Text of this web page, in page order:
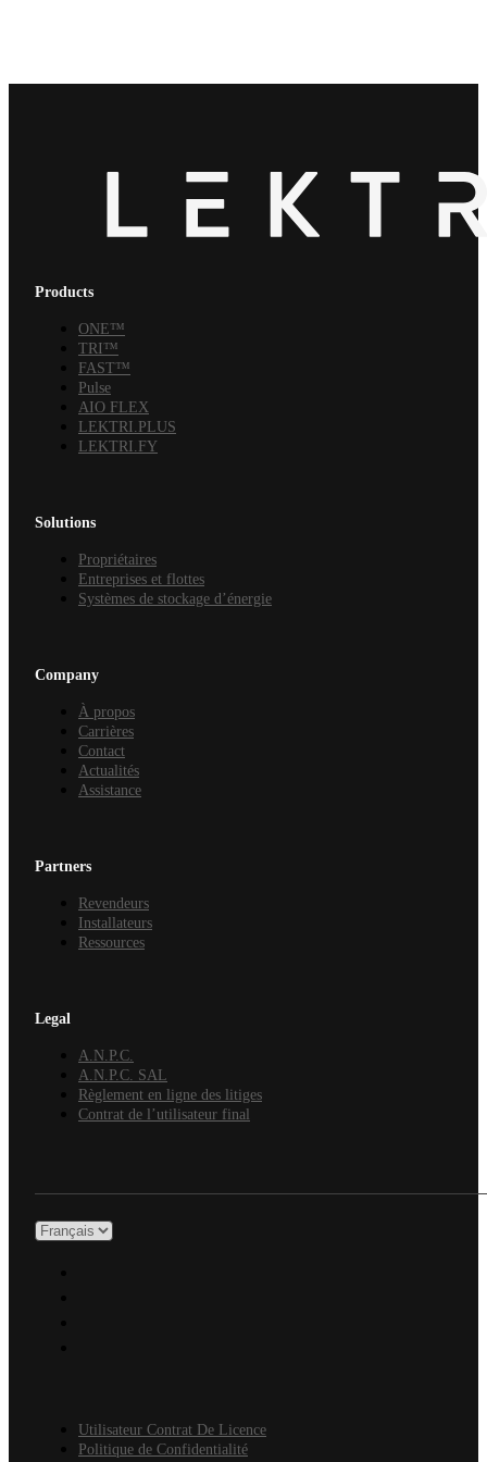
Products
ONE™
TRI™
FAST™
Pulse
AIO FLEX
LEKTRI.PLUS
LEKTRI.FY
Solutions
Propriétaires
Entreprises et flottes
Systèmes de stockage d’énergie
Partners
Revendeurs
Installateurs
Ressources
Company
À propos
Carrières
Contact
Actualités
Assistance
Legal
A.N.P.C.
A.N.P.C. SAL
Règlement en ligne des litiges
Contrat de l’utilisateur final
Utilisateur Contrat De Licence
Politique de Confidentialité